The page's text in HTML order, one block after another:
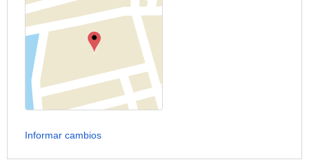
Informar cambios